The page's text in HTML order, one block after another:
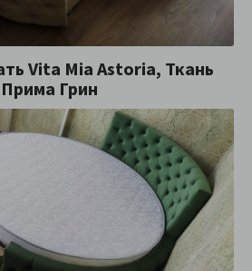
Vita Mia Astoria, Ткань
Прима Грин